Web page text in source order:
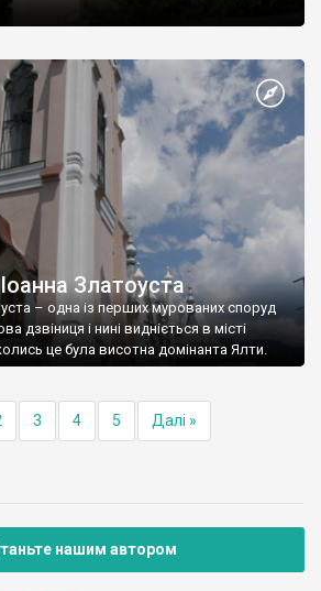
Златоуста
– одна із перших мурованих споруд
дзвіниця і нині видніється в місті
це була висотна домінанта Ялти.
3 4 5 Далі »
нашим автором